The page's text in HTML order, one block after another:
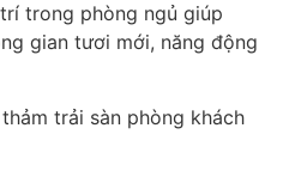
trong phòng ngủ giúp
gian tươi mới, năng động
trải sàn phòng khách